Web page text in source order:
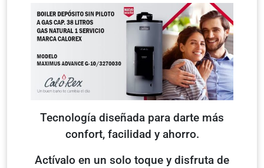
Tecnología diseñada para darte más
confort, facilidad y ahorro.
Actívalo en un solo toque y disfruta de